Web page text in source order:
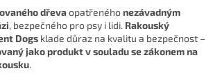
dřevaopatřenéhonezávadným
, bezpečného pro psy i lidi. Rakouský
Dogs klade důraz na kvalitu a bezpečnost –
jako produkt v souladu se zákonem na
.